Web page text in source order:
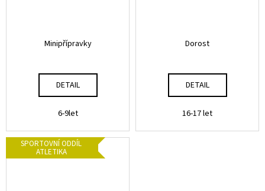
Minipřípravky
DETAIL
6-9let
Dorost
DETAIL
16-17 let
SPORTOVNÍ ODDÍL
ATLETIKA